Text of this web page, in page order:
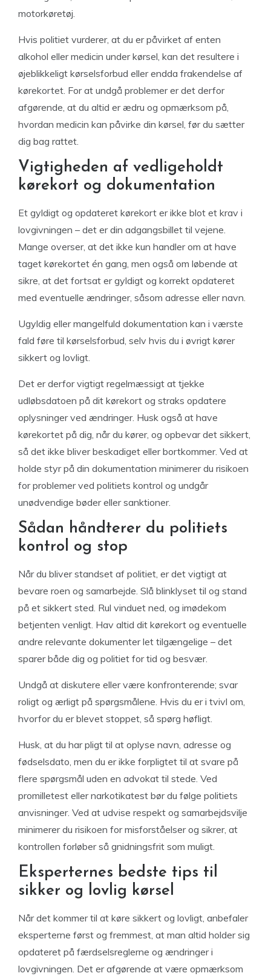
motorkøretøj.
Hvis politiet vurderer, at du er påvirket af enten
alkohol eller medicin under kørsel, kan det resultere i
øjeblikkeligt kørselsforbud eller endda frakendelse af
kørekortet. For at undgå problemer er det derfor
afgørende, at du altid er ædru og opmærksom på,
hvordan medicin kan påvirke din kørsel, før du sætter
dig bag rattet.
Vigtigheden af vedligeholdt
kørekort og dokumentation
Et gyldigt og opdateret kørekort er ikke blot et krav i
lovgivningen – det er din adgangsbillet til vejene.
Mange overser, at det ikke kun handler om at have
taget kørekortet én gang, men også om løbende at
sikre, at det fortsat er gyldigt og korrekt opdateret
med eventuelle ændringer, såsom adresse eller navn.
Ugyldig eller mangelfuld dokumentation kan i værste
fald føre til kørselsforbud, selv hvis du i øvrigt kører
sikkert og lovligt.
Det er derfor vigtigt regelmæssigt at tjekke
udløbsdatoen på dit kørekort og straks opdatere
oplysninger ved ændringer. Husk også at have
kørekortet på dig, når du kører, og opbevar det sikkert,
så det ikke bliver beskadiget eller bortkommer. Ved at
holde styr på din dokumentation minimerer du risikoen
for problemer ved politiets kontrol og undgår
unødvendige bøder eller sanktioner.
Sådan håndterer du politiets
kontrol og stop
Når du bliver standset af politiet, er det vigtigt at
bevare roen og samarbejde. Slå blinklyset til og stand
på et sikkert sted. Rul vinduet ned, og imødekom
betjenten venligt. Hav altid dit kørekort og eventuelle
andre relevante dokumenter let tilgængelige – det
sparer både dig og politiet for tid og besvær.
Undgå at diskutere eller være konfronterende; svar
roligt og ærligt på spørgsmålene. Hvis du er i tvivl om,
hvorfor du er blevet stoppet, så spørg høfligt.
Husk, at du har pligt til at oplyse navn, adresse og
fødselsdato, men du er ikke forpligtet til at svare på
flere spørgsmål uden en advokat til stede. Ved
promilletest eller narkotikatest bør du følge politiets
anvisninger. Ved at udvise respekt og samarbejdsvilje
minimerer du risikoen for misforståelser og sikrer, at
kontrollen forløber så gnidningsfrit som muligt.
Eksperternes bedste tips til
sikker og lovlig kørsel
Når det kommer til at køre sikkert og lovligt, anbefaler
eksperterne først og fremmest, at man altid holder sig
opdateret på færdselsreglerne og ændringer i
lovgivningen. Det er afgørende at være opmærksom